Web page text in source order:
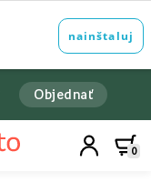
Objednať
0